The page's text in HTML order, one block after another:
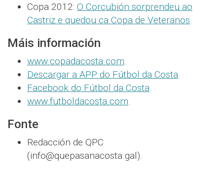
Copa 2012: O Corcubión sorprendeu ao
Castriz e quedou ca Copa de Veteranos.
Máis información
www.copadacosta.com.
Descargar a APP do Fútbol da Costa.
Facebook do Fútbol da Costa.
www.futboldacosta.com.
Fonte
Redacción de QPC
(info@quepasanacosta.gal).